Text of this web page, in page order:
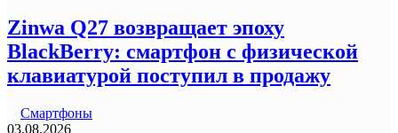
Zinwa Q27 возвращает эпоху
BlackBerry: смартфон с физической
клавиатурой поступил в продажу
Смартфоны
03.08.2026